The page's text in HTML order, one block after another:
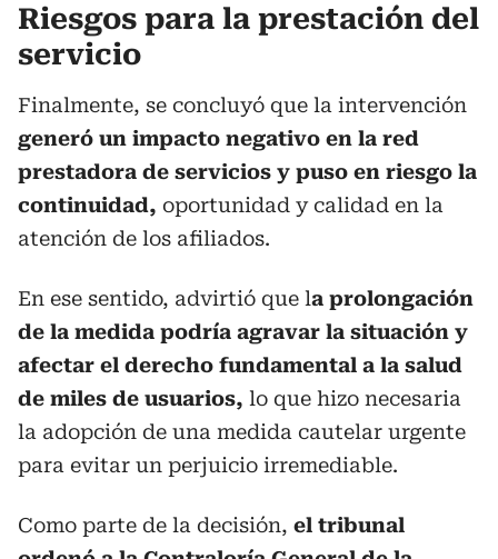
Riesgos para la prestación del
servicio
Finalmente, se concluyó que la intervención
generó un impacto negativo en la red
prestadora de servicios y puso en riesgo la
continuidad, oportunidad y calidad en la
atención de los afiliados.
En ese sentido, advirtió que la prolongación
de la medida podría agravar la situación y
afectar el derecho fundamental a la salud
de miles de usuarios, lo que hizo necesaria
la adopción de una medida cautelar urgente
para evitar un perjuicio irremediable.
Como parte de la decisión, el tribunal